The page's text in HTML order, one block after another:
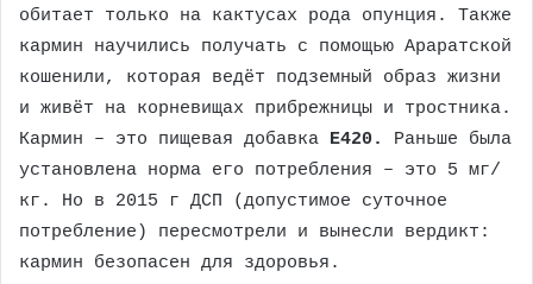
обитает только на кактусах рода опунция. Также
кармин научились получать с помощью Араратской
кошенили, которая ведёт подземный образ жизни
и живёт на корневищах прибрежницы и тростника.
Кармин – это пищевая добавка Е420.
Раньше была
установлена норма его потребления – это 5 мг/
кг. Но в 2015 г ДСП (допустимое суточное
потребление) пересмотрели и вынесли вердикт:
кармин безопасен для здоровья.